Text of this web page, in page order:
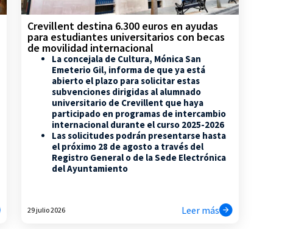
Crevillent destina 6.300 euros en ayudas
para estudiantes universitarios con becas
de movilidad internacional
La concejala de Cultura, Mónica San
Emeterio Gil, informa de que ya está
abierto el plazo para solicitar estas
subvenciones dirigidas al alumnado
universitario de Crevillent que haya
participado en programas de intercambio
internacional durante el curso 2025-2026
Las solicitudes podrán presentarse hasta
el próximo 28 de agosto a través del
Registro General o de la Sede Electrónica
del Ayuntamiento
29 julio 2026 Leer más